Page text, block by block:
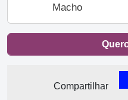
Macho
Compartilhar